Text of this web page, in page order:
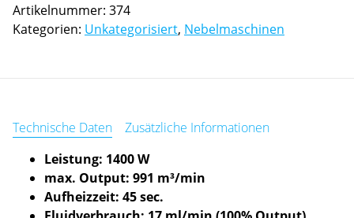
Artikelnummer: 374
Kategorien: Unkategorisiert, Nebelmaschinen
Technische Daten
Zusätzliche Informationen
Leistung: 1400 W
max. Output: 991 m³/min
Aufheizzeit: 45 sec.